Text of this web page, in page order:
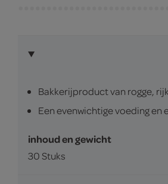
Bakkerijproduct van rogge,
Een evenwichtige voeding en
inhoud en gewicht
30 Stuks